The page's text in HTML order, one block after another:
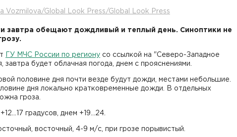
Vozmilova/Global Look Press/Global Look Press
завтра обещают дождливый и теплый день. Синоптики не
ГУ МЧС России по региону со ссылкой на "Северо-Западное
будет облачная погода, днем с прояснениями.
половине дня почти везде будут дожди, местами небольшие.
дня локально кратковременные дожди. В отдельных
гроза.
градусов, днем +19...24.
восточный, 4-9 м/с, при грозе порывистый.